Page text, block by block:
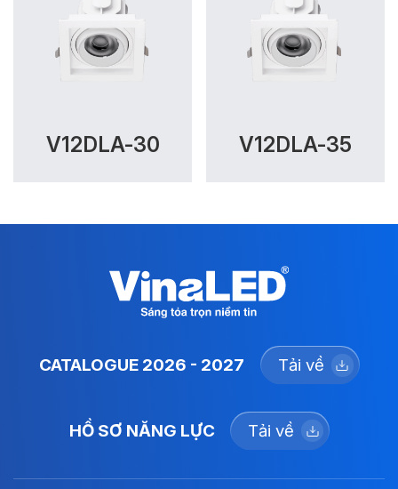
V12DLA-30 V12DLA-35
CATALOGUE 2026 - 2027 Tải về
HỒ SƠ NĂNG LỰC Tải về